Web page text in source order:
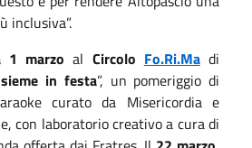
inclusiva”.
1 marzo al Circolo Fo.Ri.Ma di
in festa”, un pomeriggio di
curato da Misericordia e
con laboratorio creativo a cura di